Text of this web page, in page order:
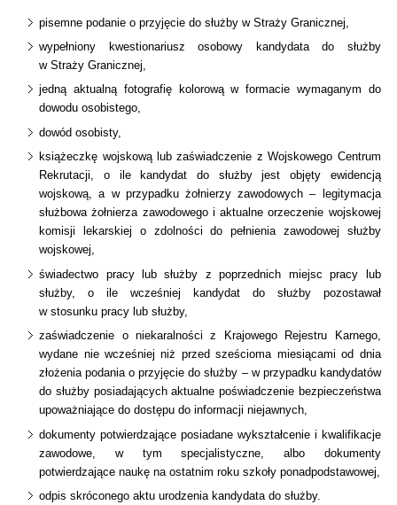
pisemne podanie o przyjęcie do służby w Straży Granicznej,
wypełniony kwestionariusz osobowy kandydata do służby
w Straży Granicznej,
jedną aktualną fotografię kolorową w formacie wymaganym do
dowodu osobistego,
dowód osobisty,
książeczkę wojskową lub zaświadczenie z Wojskowego Centrum
Rekrutacji, o ile kandydat do służby jest objęty ewidencją
wojskową, a w przypadku żołnierzy zawodowych – legitymacja
służbowa żołnierza zawodowego i aktualne orzeczenie wojskowej
komisji lekarskiej o zdolności do pełnienia zawodowej służby
wojskowej,
świadectwo pracy lub służby z poprzednich miejsc pracy lub
służby, o ile wcześniej kandydat do służby pozostawał
w stosunku pracy lub służby,
zaświadczenie o niekaralności z Krajowego Rejestru Karnego,
wydane nie wcześniej niż przed sześcioma miesiącami od dnia
złożenia podania o przyjęcie do służby – w przypadku kandydatów
do służby posiadających aktualne poświadczenie bezpieczeństwa
upoważniające do dostępu do informacji niejawnych,
dokumenty potwierdzające posiadane wykształcenie i kwalifikacje
zawodowe, w tym specjalistyczne, albo dokumenty
potwierdzające naukę na ostatnim roku szkoły ponadpodstawowej,
odpis skróconego aktu urodzenia kandydata do służby.